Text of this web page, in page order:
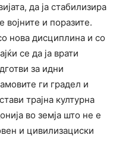
да ја стабилизира
војните и поразите.
нова дисциплина и со
се да ја врати
за идни
ги градел и
трајна културна
во земја што не е
и цивилизациски